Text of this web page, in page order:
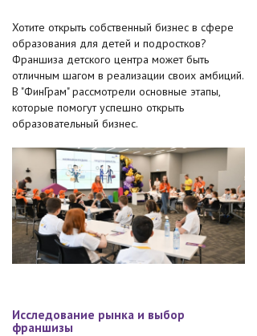
Хотите открыть собственный бизнес в сфере
образования для детей и подростков?
Франшиза детского центра может быть
отличным шагом в реализации своих амбиций.
В "ФинГрам" рассмотрели основные этапы,
которые помогут успешно открыть
образовательный бизнес.
Исследование рынка и выбор
франшизы